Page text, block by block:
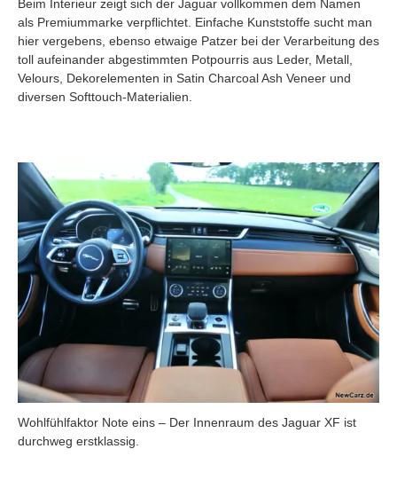
Beim Interieur zeigt sich der Jaguar vollkommen dem Namen
als Premiummarke verpflichtet. Einfache Kunststoffe sucht man
hier vergebens, ebenso etwaige Patzer bei der Verarbeitung des
toll aufeinander abgestimmten Potpourris aus Leder, Metall,
Velours, Dekorelementen in Satin Charcoal Ash Veneer und
diversen Softtouch-Materialien.
Wohlfühlfaktor Note eins – Der Innenraum des Jaguar XF ist
durchweg erstklassig.